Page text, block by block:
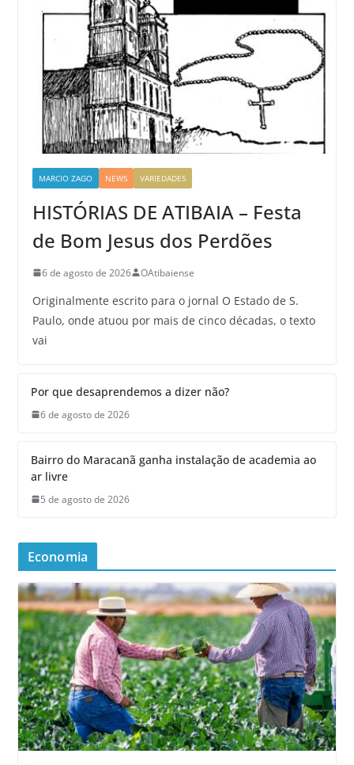
MARCIO ZAGO NEWS VARIEDADES
HISTÓRIAS DE ATIBAIA – Festa
de Bom Jesus dos Perdões
6 de agosto de 2026 OAtibaiense
Originalmente escrito para o jornal O Estado de S.
Paulo, onde atuou por mais de cinco décadas, o texto
vai
Por que desaprendemos a dizer não?
6 de agosto de 2026
Bairro do Maracanã ganha instalação de academia ao
ar livre
5 de agosto de 2026
Economia